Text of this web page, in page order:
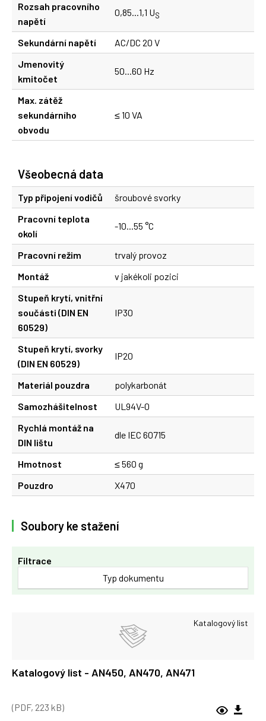
Rozsah pracovního
napětí
0,85...1,1 US
Sekundární napětí
AC/DC 20 V
Jmenovitý
kmitočet
50...60 Hz
Max. zátěž
sekundárního
obvodu
≤ 10 VA
Všeobecná data
Typ připojení vodičů
šroubové svorky
Pracovní teplota
okolí
-10...55 °C
Pracovní režim
trvalý provoz
Montáž
v jakékoli pozici
Stupeň krytí, vnitřní
součásti (DIN EN
60529)
IP30
Stupeň krytí, svorky
(DIN EN 60529)
IP20
Materiál pouzdra
polykarbonát
Samozhášitelnost
UL94V-0
Rychlá montáž na
DIN lištu
dle IEC 60715
Hmotnost
≤ 560 g
Pouzdro
X470
Soubory ke stažení
Filtrace
Typ dokumentu
Katalogový list
Katalogový list - AN450, AN470, AN471
(PDF, 223 kB)